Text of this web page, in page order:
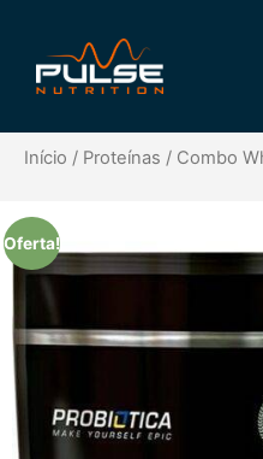
Início / Proteínas / Combo
Oferta!